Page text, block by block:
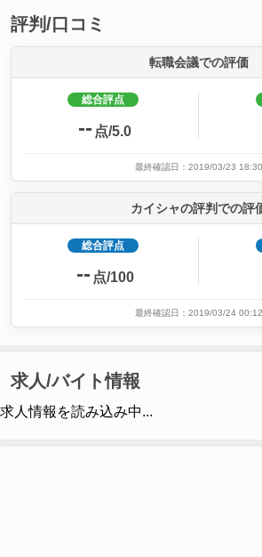
評判/口コミ
転職会議での評価
総合評点
-- 点/5.0
最終確認日：2019/03/23 18:30
カイシャの評判での評
総合評点
-- 点/100
最終確認日：2019/03/24 00:12
求人/バイト情報
求人情報を読み込み中...